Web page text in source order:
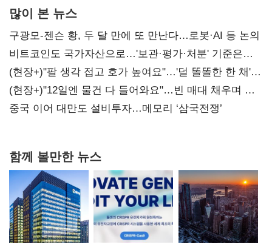
많이 본 뉴스
구광모-젠슨 황, 두 달 만에 또 만난다…로봇·AI 등 논의
비트코인도 국가자산으로…'보관·평가·처분' 기준은
숙제
(현장+)"팔 생각 접고 호가 높여요"…'덜 똘똘한 한 채'
20억 키맞추기
(현장+)"12일엔 물건 다 들어와요"…빈 매대 채우며 문
연 홈플러스
중국 이어 대만도 설비투자…메모리 ‘삼국전쟁’
함께 볼만한 뉴스